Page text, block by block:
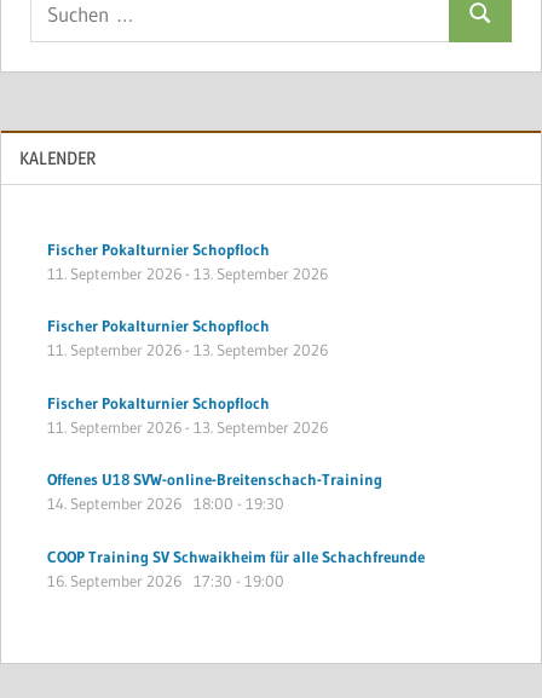
Suchen
KALENDER
Fischer Pokalturnier Schopfloch
11. September 2026- 13. September 2026
Fischer Pokalturnier Schopfloch
11. September 2026- 13. September 2026
Fischer Pokalturnier Schopfloch
11. September 2026- 13. September 2026
Offenes U18 SVW-online-Breitenschach-Training
14. September 2026 18:00 - 19:30
COOP Training SV Schwaikheim für alle Schachfreunde
16. September 2026 17:30 - 19:00